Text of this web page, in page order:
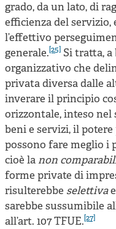
grado, da un lato, di
efficienza del servizio,
l’effettivo
generale.[25] Si tratta,
organizzativo che
privata diversa dalle
inverare il principio
orizzontale, inteso nel
beni e servizi, il
possono fare meglio i
cioè lanon
forme private di
risulterebbe selettiva
sarebbe sussumibile
all’art. 107 TFUE.[27]